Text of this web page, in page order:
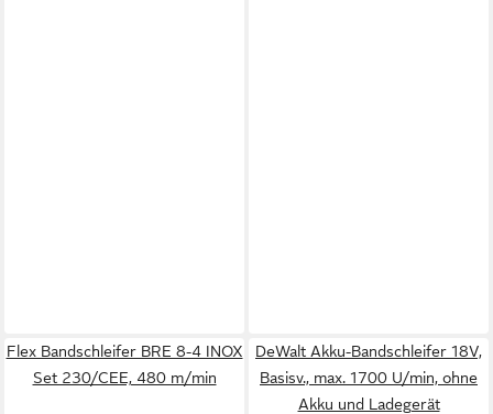
Flex Bandschleifer BRE 8-4 INOX
Set 230/CEE, 480 m/min
DeWalt Akku-Bandschleifer 18V,
Basisv., max. 1700 U/min, ohne
Akku und Ladegerät